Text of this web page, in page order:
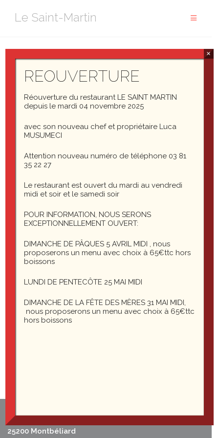
Le Saint-Martin
salon privatif
Le restaurant est pourvu d’un salon privatif
pour vos repas d’affaires en déjeuner ou dîner,
pour assurer confort et discrétion.
1 rue du général Leclerc
25200 Montbéliard
REOUVERTURE
Réouverture du restaurant LE SAINT MARTIN
depuis le mardi 04 novembre 2025
avec son nouveau chef et propriétaire Luca
MUSUMECI
Attention nouveau numéro de téléphone 03 81
35 22 27
Le restaurant est ouvert du mardi au vendredi
midi et soir et le samedi soir
POUR INFORMATION, NOUS SERONS
EXCEPTIONNELLEMENT OUVERT:
DIMANCHE DE PÂQUES 5 AVRIL MIDI , nous
proposerons un menu avec choix à 65€ttc hors
boissons
LUNDI DE PENTECÔTE 25 MAI MIDI
DIMANCHE DE LA FÊTE DES MÈRES 31 MAI MIDI,
nous proposerons un menu avec choix à 65€ttc
hors boissons
×